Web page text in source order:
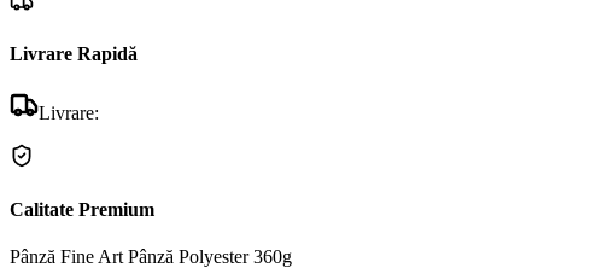
Livrare Rapidă
Livrare:
Calitate Premium
Pânză Fine Art Pânză Polyester 360g